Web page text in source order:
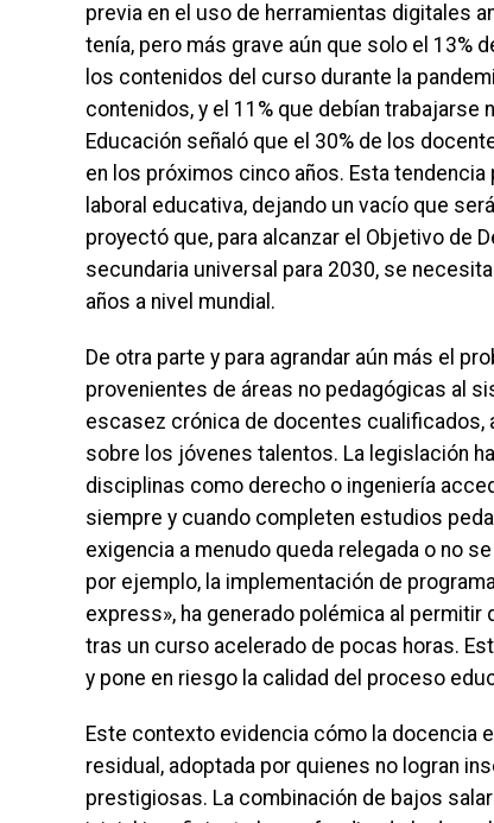
previa en el uso de herramientas digitales
tenía, pero más grave aún que solo el
los contenidos del curso durante la
contenidos, y el 11% que debían trabajarse
Educación señaló que el 30% de los
en los próximos cinco años. Esta
laboral educativa, dejando un vacío que
proyectó que, para alcanzar el Objetivo de
secundaria universal para 2030, se
años a nivel mundial.
De otra parte y para agrandar aún más el
provenientes de áreas no pedagógicas al
escasez crónica de docentes cualificados,
sobre los jóvenes talentos. La legislación
disciplinas como derecho o ingeniería
siempre y cuando completen estudios
exigencia a menudo queda relegada o no
por ejemplo, la implementación de
express», ha generado polémica al
tras un curso acelerado de pocas horas.
y pone en riesgo la calidad del proceso
Este contexto evidencia cómo la docencia
residual, adoptada por quienes no logran
prestigiosas. La combinación de bajos